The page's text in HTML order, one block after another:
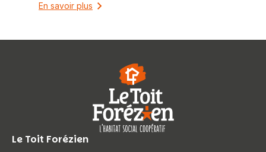
En savoir plus
Le Toit Forézien